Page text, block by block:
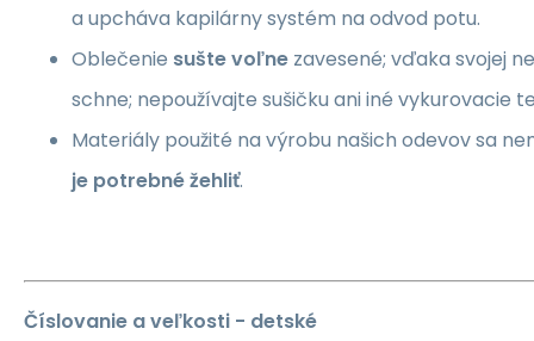
a upcháva kapilárny systém na odvod potu.
Oblečenie sušte voľne zavesené; vďaka svojej
schne; nepoužívajte sušičku ani iné vykurovacie
Materiály použité na výrobu našich odevov sa
je potrebné žehliť.
Číslovanie a veľkosti - detské